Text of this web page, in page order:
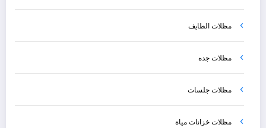
مظلات الطايف
مظلات جده
مظلات جلسات
مظلات خزانات مياة